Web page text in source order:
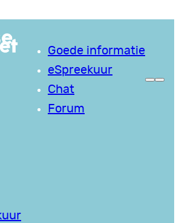
Goede informatie
eSpreekuur
Chat
Forum